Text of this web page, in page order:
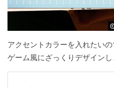
アクセントカラーを入れたい
ゲーム風にざっくりデザインし